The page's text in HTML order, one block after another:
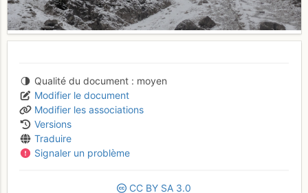
Qualité du document
moyen
Modifier le document
Modifier les associations
Versions
Traduire
Signaler un problème
CC BY SA 3.0